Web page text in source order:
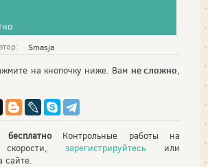
Smasja
на кнопочку ниже. Вам не сложно,
бесплатноКонтрольные работы на
скорости,зарегистрируйтесь или
сайте.